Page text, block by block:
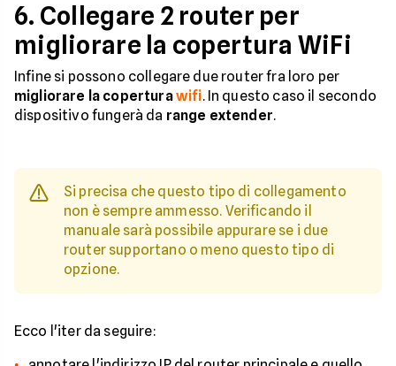
6. Collegare 2 router per
migliorare la copertura WiFi
Infine si possono collegare due router fra loro per
migliorare la coperturawifi. In questo caso il secondo
dispositivo fungerà da range extender.
Si precisa che questo tipo di collegamento
non è sempre ammesso. Verificando il
manuale sarà possibile appurare se i due
router supportano o meno questo tipo di
opzione.
Ecco l'iter da seguire: